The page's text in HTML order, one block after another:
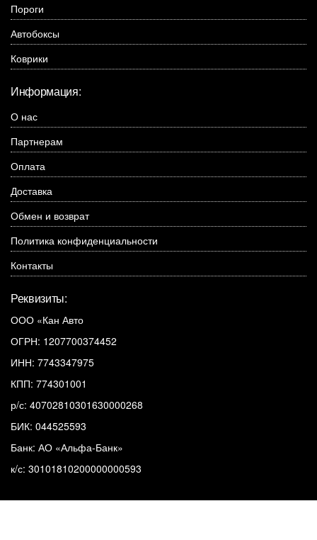
Пороги
Автобоксы
Коврики
Информация:
О нас
Партнерам
Оплата
Доставка
Обмен и возврат
Политика конфиденциальности
Контакты
Реквизиты:
ООО «Кан Авто
ОГРН: 1207700374452
ИНН: 7743347975
КПП: 774301001
р/с: 40702810301630000268
БИК: 044525593
Банк: АО «Альфа-Банк»
к/с: 30101810200000000593